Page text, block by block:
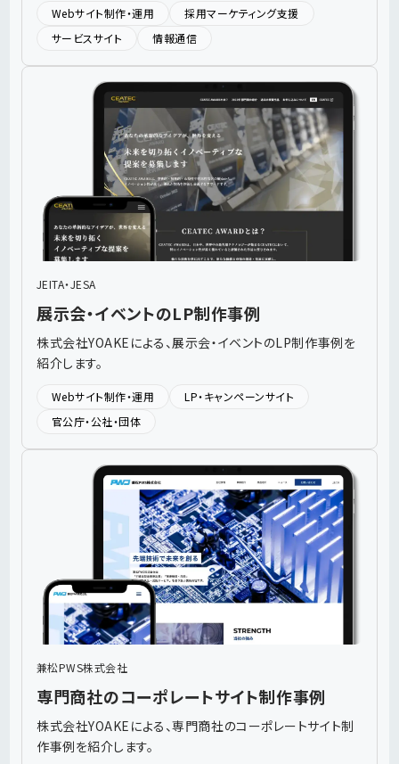
Webサイト制作・運用
採用マーケティング支援
サービスサイト
情報通信
JEITA・JESA
展示会・イベントのLP制作事例
株式会社YOAKEによる、展示会・イベントのLP制作事例を
紹介します。
Webサイト制作・運用
LP・キャンペーンサイト
官公庁・公社・団体
兼松PWS株式会社
専門商社のコーポレートサイト制作事例
株式会社YOAKEによる、専門商社のコーポレートサイト制
作事例を紹介します。